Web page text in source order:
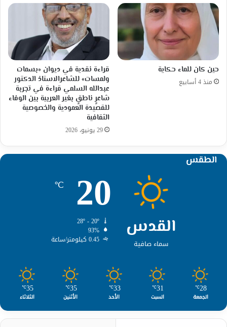
حين كان للماء حكاية
منذ 4 أسابيع
قراءة نقدية في ديوان «بسمات
ولمسات» للشاعرالاستاذ الدكتور
عبدالله السلمي قراءة في تجربة
شاعرٍ ناطقٍ بغير العربية بين الوفاء
للقصيدة العمودية والخصوصية
الثقافية
29 يونيو، 2026
الطقس
القدس
سماء صافية
20
℃
93%
0.45 كيلومتر/ساعة
28
℃
الجمعة
31
℃
السبت
33
℃
الأحد
35
℃
الأثنين
35
℃
الثلاثاء